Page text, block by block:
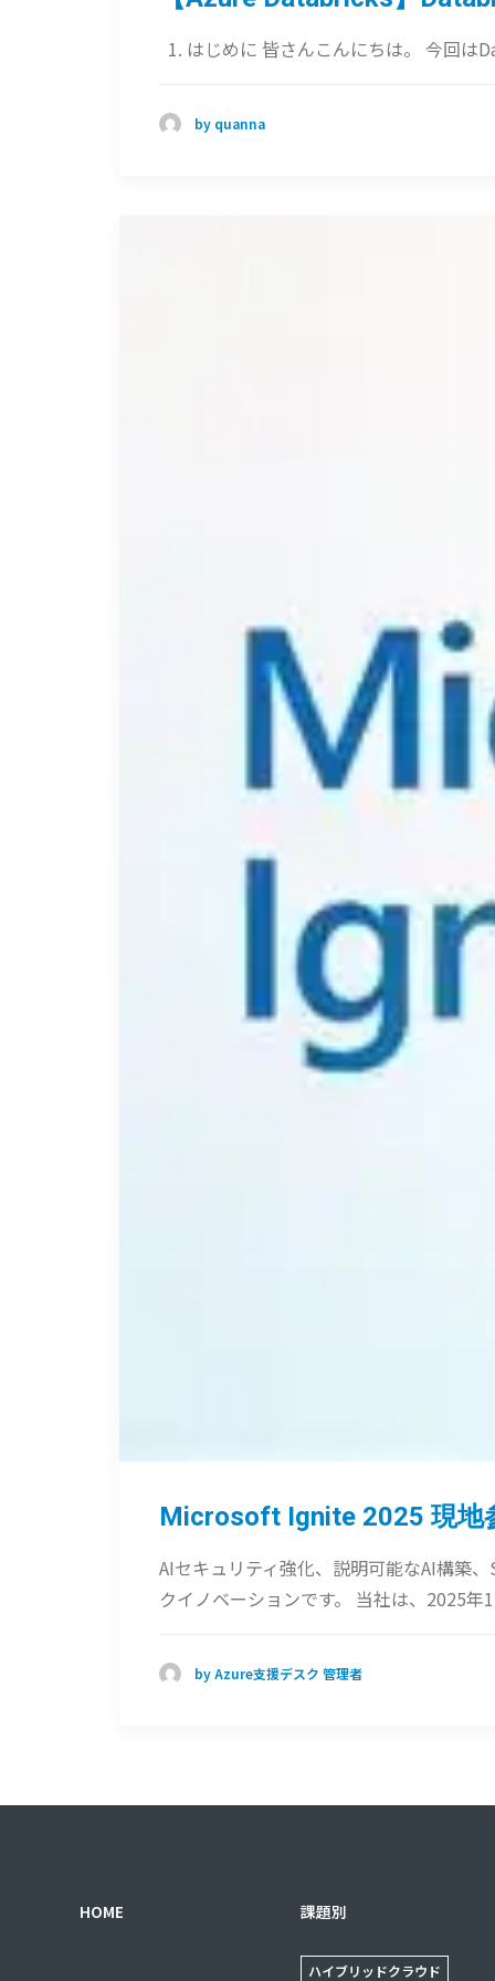
1. はじめに 皆さんこんにちは。 今回
by quanna
Microsoft Ignite 2025 現地
AIセキュリティ強化、説明可能なAI構築
クイノベーションです。 当社は、2025
by Azure支援デスク 管理者
HOME 課題別
ハイブリッドクラウド